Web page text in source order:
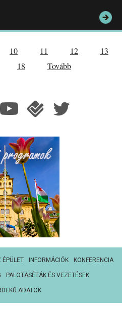
10 11 12 13
18
Tovább
ÉPÜLET INFORMÁCIÓK KONFERENCIA
PALOTASÉTÁK ÉS VEZETÉSEK
ADATOK